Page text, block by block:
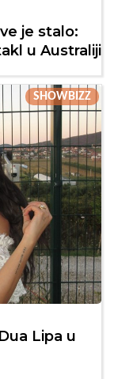
je stalo:
u Australiji
SHOWBIZZ
Lipa u